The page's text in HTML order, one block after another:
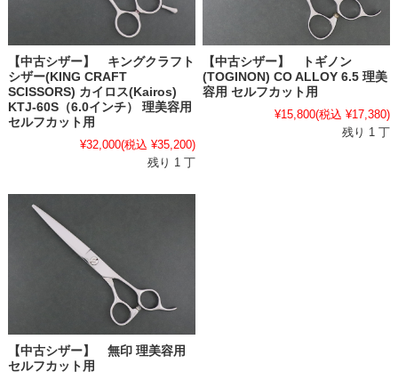
【中古シザー】 キングクラフト
シザー(KING CRAFT
SCISSORS) カイロス(Kairos)
KTJ-60S（6.0インチ） 理美容用
セルフカット用
¥32,000(税込 ¥35,200)
残り 1 丁
【中古シザー】 トギノン
(TOGINON) CO ALLOY 6.5 理美
容用 セルフカット用
¥15,800(税込 ¥17,380)
残り 1 丁
【中古シザー】 無印 理美容用
セルフカット用